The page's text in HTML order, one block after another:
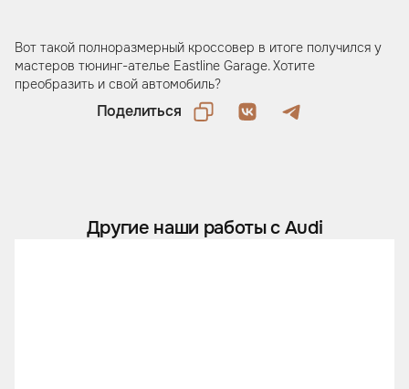
Вот такой полноразмерный кроссовер в итоге получился у
мастеров тюнинг-ателье Eastline Garage. Хотите
преобразить и свой автомобиль?
Поделиться
Другие наши работы с Audi